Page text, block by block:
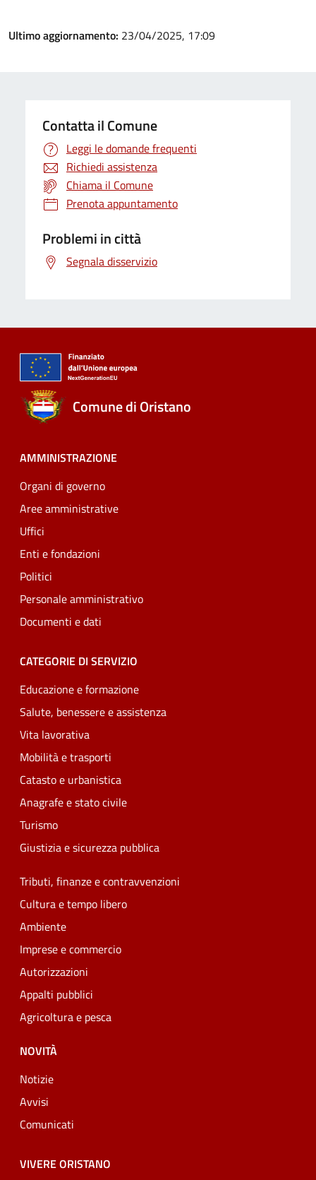
Ultimo aggiornamento: 23/04/2025, 17:09
Contatta il Comune
Leggi le domande frequenti
Richiedi assistenza
Chiama il Comune
Prenota appuntamento
Problemi in città
Segnala disservizio
Comune di Oristano
AMMINISTRAZIONE
Organi di governo
Aree amministrative
Uffici
Enti e fondazioni
Politici
Personale amministrativo
Documenti e dati
CATEGORIE DI SERVIZIO
Educazione e formazione
Salute, benessere e assistenza
Vita lavorativa
Mobilità e trasporti
Catasto e urbanistica
Anagrafe e stato civile
Turismo
Giustizia e sicurezza pubblica
Tributi, finanze e contravvenzioni
Cultura e tempo libero
Ambiente
Imprese e commercio
Autorizzazioni
Appalti pubblici
Agricoltura e pesca
NOVITÀ
Notizie
Avvisi
Comunicati
VIVERE ORISTANO